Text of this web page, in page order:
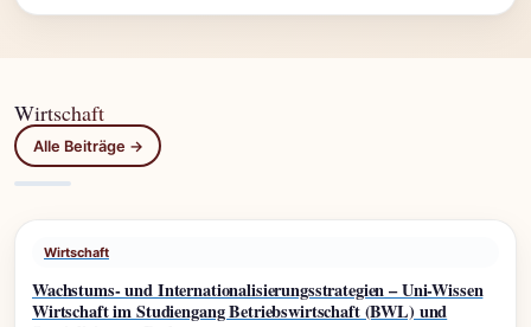
Wirtschaft
Alle Beiträge →
Wirtschaft
Wachstums- und Internationalisierungsstrategien – Uni-Wissen
Wirtschaft im Studiengang Betriebswirtschaft (BWL) und